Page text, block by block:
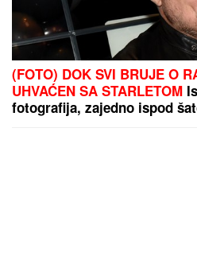
(FOTO) DOK SVI BRUJE O
UHVAĆEN SA STARLETOM
fotografija, zajedno ispod